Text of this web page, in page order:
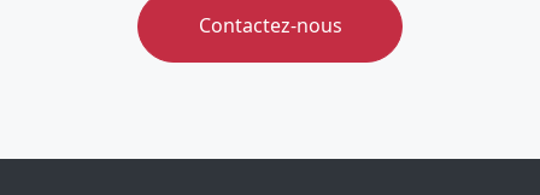
Contactez-nous